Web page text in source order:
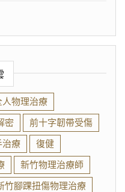
人物理治療
密
前十字韌帶受傷
治療
復健
新竹物理治療師
竹腳踝扭傷物理治療